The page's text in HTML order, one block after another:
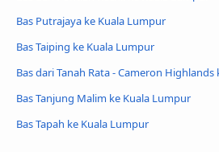
Bas Putrajaya ke Kuala Lumpur
Bas Taiping ke Kuala Lumpur
Bas dari Tanah Rata - Cameron
Bas Tanjung Malim ke Kuala Lumpur
Bas Tapah ke Kuala Lumpur